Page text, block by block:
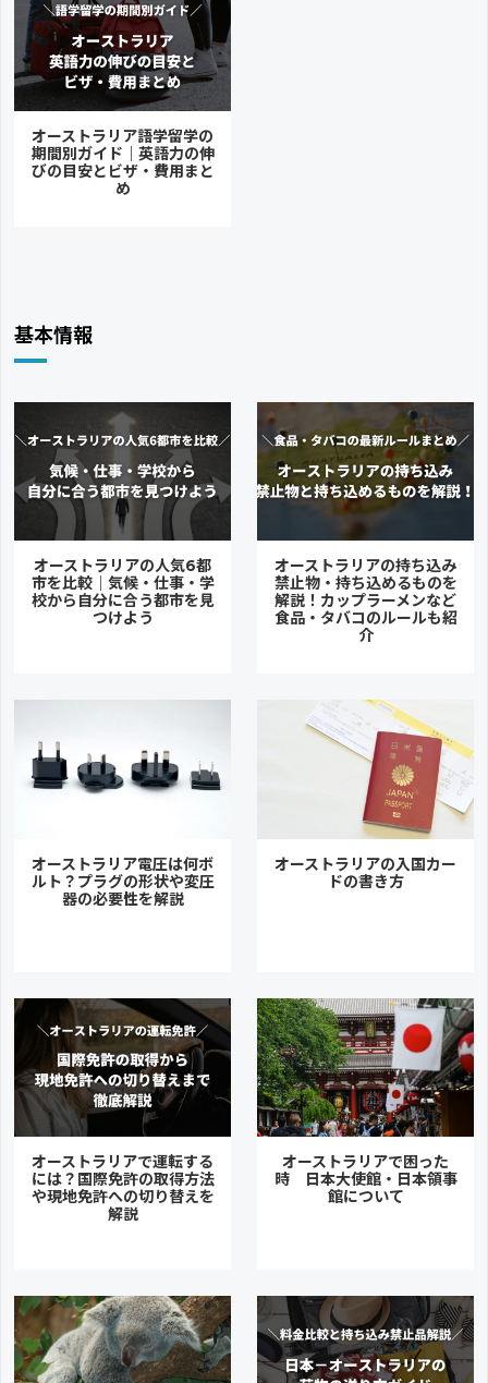
オーストラリア語学留学の
期間別ガイド｜英語力の伸
びの目安とビザ・費用まと
め
基本情報
オーストラリアの人気6都
市を比較｜気候・仕事・学
校から自分に合う都市を見
つけよう
オーストラリアの持ち込み
禁止物・持ち込めるものを
解説！カップラーメンなど
食品・タバコのルールも紹
介
オーストラリア電圧は何ボ
ルト？プラグの形状や変圧
器の必要性を解説
オーストラリアの入国カー
ドの書き方
オーストラリアで運転する
には？国際免許の取得方法
や現地免許への切り替えを
解説
オーストラリアで困った
時 日本大使館・日本領事
館について